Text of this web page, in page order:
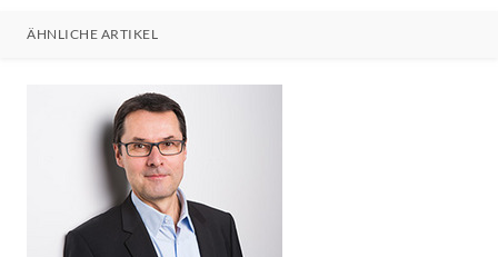
ÄHNLICHE ARTIKEL